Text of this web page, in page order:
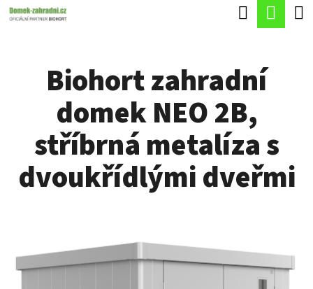
Přejít
Hledat
Biohort zahradní
domek NEO 2B,
stříbrná metalíza s
dvoukřídlými dveřmi
K
B
U